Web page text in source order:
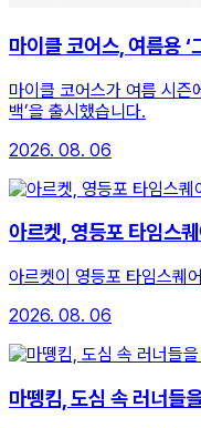
마이클 코어스, 여름용 ‘
마이클 코어스가 여름 시즌
백’을 출시했습니다.
2026. 08. 06
아르켓, 영등포 타임스
아르켓이 영등포 타임스퀘
2026. 08. 06
마뗑킴, 도심 속 러너들